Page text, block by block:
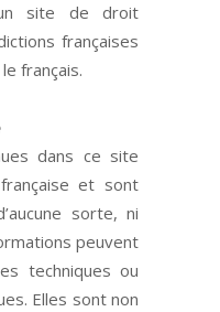
site de droit
françaises
français.
dans ce site
et sont
sorte, ni
peuvent
techniques ou
Elles sont non